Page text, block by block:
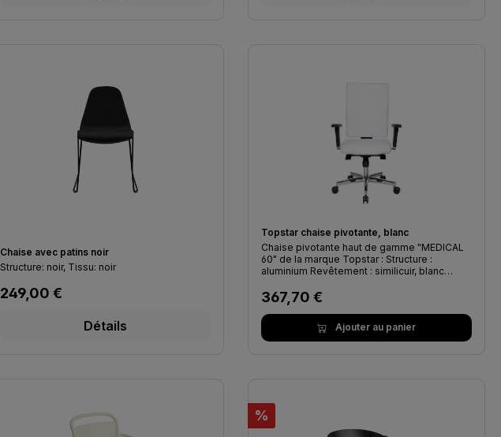
Chaise avec patins noir
Structure: noir, Tissu: noir
Prix régulier :
249,00 €
Détails
Topstar chaise pivotante, blanc
Chaise pivotante haut de gamme "MEDICAL
60" de la marque Topstar : Structure :
aluminium Revêtement : similicuir, blanc
d'assise : 48 cm Profondeur d'assise : 48 -
55 cm Hauteur de dossier : 58 cm Poids
maximal : 120 kg Fabrication Allemande
Garantie 6 mois
Prix régulier :
367,70 €
Ajouter au panier
Réduction
%